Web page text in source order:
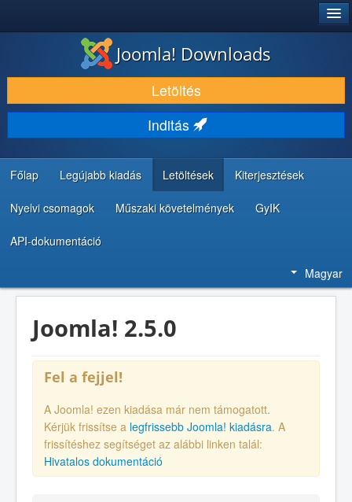
LETÖLTÉS ÉS KITERJESZTÉS
FEDEZZE FEL ÉS TANULJA MEG
KÖZÖSSÉG ÉS TÁMOGATÁS
FEJLESZTŐI ERŐFORRÁSOK
Joomla! Downloads
Letöltés
Inditás
Főlap Legújabb kiadás Letöltések Kiterjesztések
Nyelvi csomagok Műszaki követelmények GyIK
API-dokumentáció
Magyar
Joomla! 2.5.0
Fel a fejjel!
A Joomla! ezen kiadása már nem támogatott.
Kérjük frissítse a legfrissebb Joomla! kiadásra. A
frissítéshez segítséget az alábbi linken talál:
Hivatalos dokumentáció